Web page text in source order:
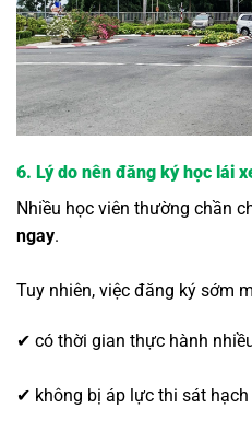
6. Lý do nên đăng ký học lái
Nhiều học viên thường chần
ngay.
Tuy nhiên, việc đăng ký sớm
✔ có thời gian thực hành
✔ không bị áp lực thi sát hạch